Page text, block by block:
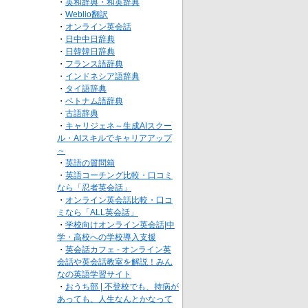
・ Weblio翻訳
・ オンライン英会話
・ 日中中日辞典
・ 日韓韓日辞典
・ フランス語辞典
・ インドネシア語辞典
・ タイ語辞典
・ ベトナム語辞典
・ 古語辞典
・ キャリジェネ～生成AIスクー
ル・AIスキルでキャリアアップ
～
・ 英語の質問箱
・ 英語コーチング比較・口コミ
なら「忍者英会話」
・ オンライン英会話比較・口コ
ミなら「ALL英会話」
・ 学校向けオンライン英会話|中
学・高校への学校導入支援
・ 英会話カフェ - オンライン英
会話や英会話教室を解説！みん
なの英語学習サイト
・ おうち部 | 不登校でも、持病が
あっても、人生なんとかなって